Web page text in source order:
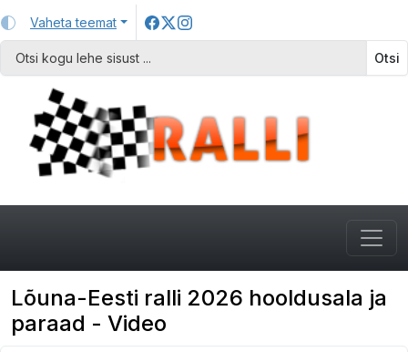
Vaheta teemat
Otsi
Lõuna-Eesti ralli 2026 hooldusala ja
paraad - Video